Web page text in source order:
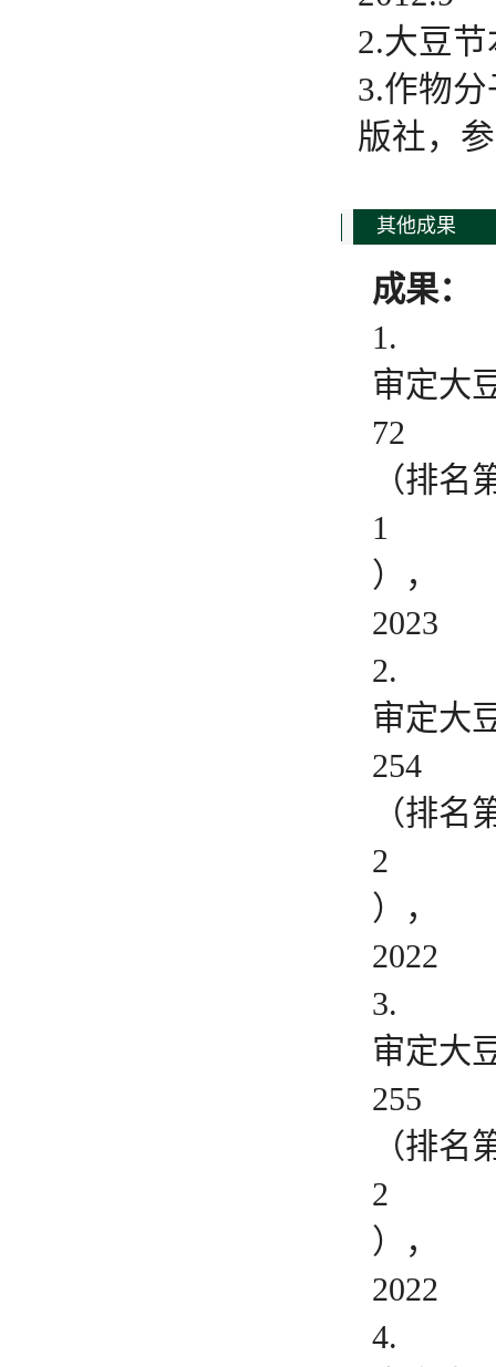
2.大豆
3.作物
版社，
其他成果
成果：
1.
审定大
72
（排名
1
），
2023
2.
审定大
254
（排名
2
），
2022
3.
审定大
255
（排名
2
），
2022
4.